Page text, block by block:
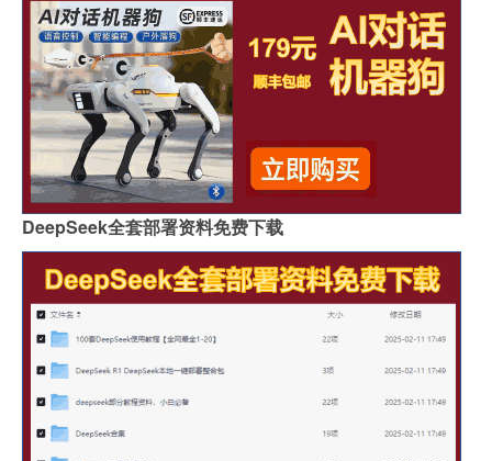
DeepSeek全套部署资料免费下载